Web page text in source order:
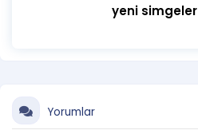
yeni simgeler
Yorumlar